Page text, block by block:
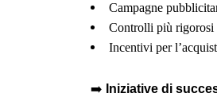
Campagne
Controlli più rigorosi
Incentivi per
➡️ Iniziative di